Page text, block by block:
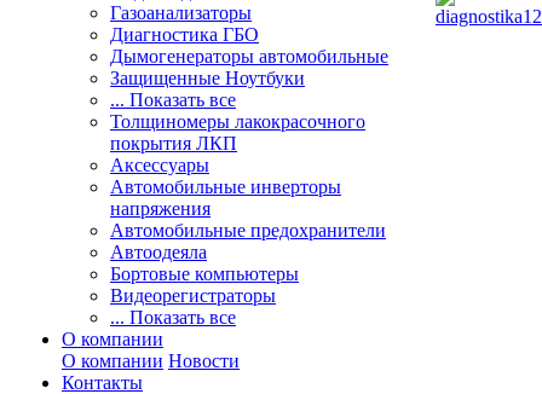
Газоанализаторы
Диагностика ГБО
Дымогенераторы автомобильные
Защищенные Ноутбуки
... Показать все
Толщиномеры лакокрасочного
покрытия ЛКП
Аксессуары
Автомобильные инверторы
напряжения
Автомобильные предохранители
Автоодеяла
Бортовые компьютеры
Видеорегистраторы
... Показать все
О компании
О компании Новости
Контакты